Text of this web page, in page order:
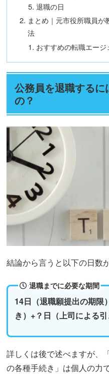
退職の日
まとめ｜元市役所職員
法
おすすめの転職エージ
公務員を退職する
の？
結論から言うと以下の日数
退職までに必要な期間
14日（退職願提出の期限
き）+？日（上司による引
詳しくは後で述べますが、
の各種手続き」は個人の力